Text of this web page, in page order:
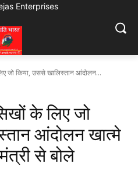
Enterprises
जो किया, उससे खालिस्तान आंदोलन...
के लिए जो
आंदोलन खात्मे
से बोले